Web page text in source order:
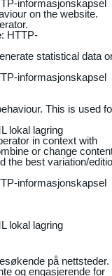
informasjonskapsel
on the website.
: HTTP-
statistical data
informasjonskapsel
This is used
lokal lagring
in context with
or change
the best variation/
informasjonskapsel
lokal lagring
på nettsteder.
og engasjerende for